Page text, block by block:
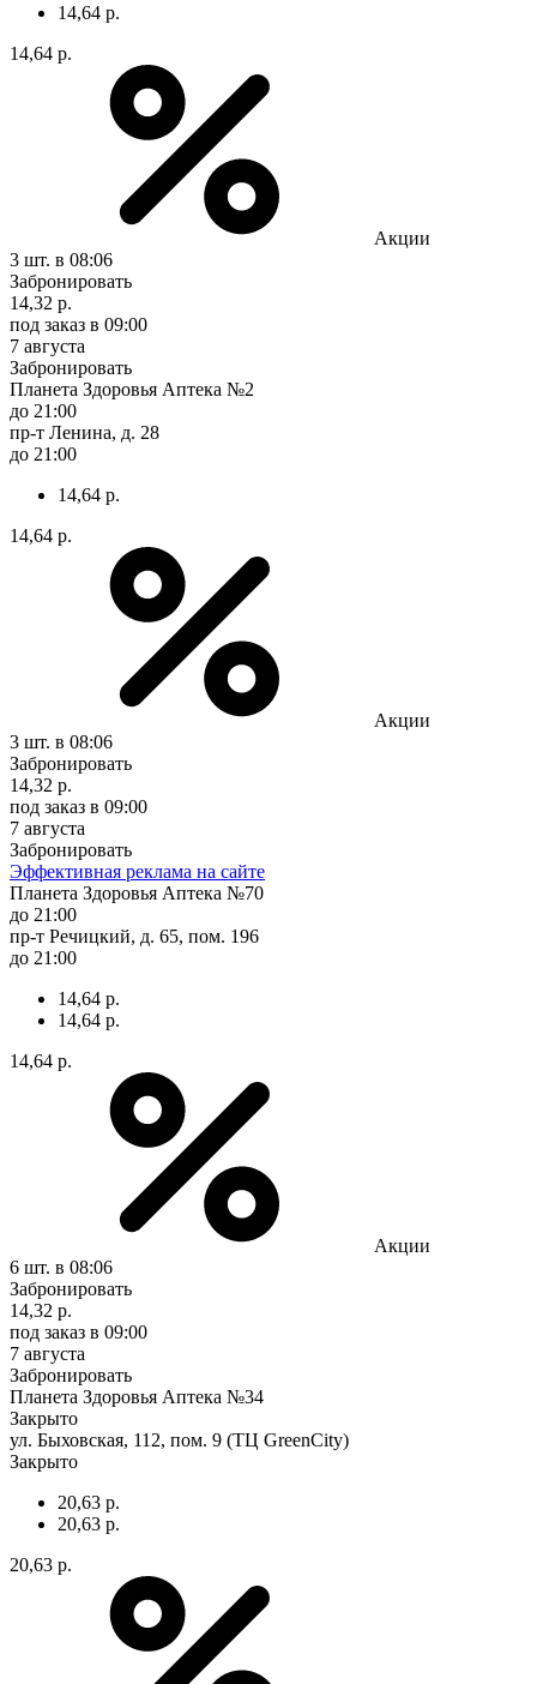
14,64 р.
14,64 р.
Акции
3 шт. в 08:06
Забронировать
14,32 р.
под заказ в 09:00
7 августа
Забронировать
Планета Здоровья Аптека №2
до 21:00
пр-т Ленина, д. 28
до 21:00
14,64 р.
14,64 р.
Акции
3 шт. в 08:06
Забронировать
14,32 р.
под заказ в 09:00
7 августа
Забронировать
Эффективная реклама на сайте
Планета Здоровья Аптека №70
до 21:00
пр-т Речицкий, д. 65, пом. 196
до 21:00
14,64 р.
14,64 р.
14,64 р.
Акции
6 шт. в 08:06
Забронировать
14,32 р.
под заказ в 09:00
7 августа
Забронировать
Планета Здоровья Аптека №34
Закрыто
ул. Быховская, 112, пом. 9 (ТЦ GreenCity)
Закрыто
20,63 р.
20,63 р.
20,63 р.